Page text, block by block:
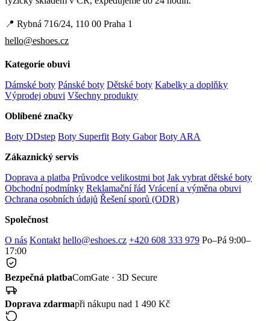
📍 Rybná 716/24, 110 00 Praha 1
hello@eshoes.cz
Kategorie obuvi
Dámské boty Pánské boty Dětské boty Kabelky a doplňky
Výprodej obuvi Všechny produkty
Oblíbené značky
Boty DDstep Boty Superfit Boty Gabor Boty ARA
Zákaznický servis
Doprava a platba Průvodce velikostmi bot Jak vybrat dětské boty
Obchodní podmínky Reklamační řád Vrácení a výměna obuvi
Ochrana osobních údajů Řešení sporů (ODR)
Společnost
O nás Kontakt hello@eshoes.cz +420 608 333 979 Po–Pá 9:00–
17:00
Bezpečná platbaComGate · 3D Secure
Doprava zdarmapři nákupu nad 1 490 Kč